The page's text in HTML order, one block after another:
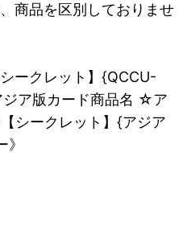
商品を区別しておりませ
ークレット】{QCCU-
ア版カード商品名 ☆ア
シークレット】{アジア